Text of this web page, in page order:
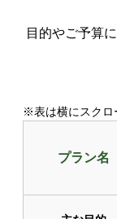
目的やご予算
※表は横にスクロ
プラン名